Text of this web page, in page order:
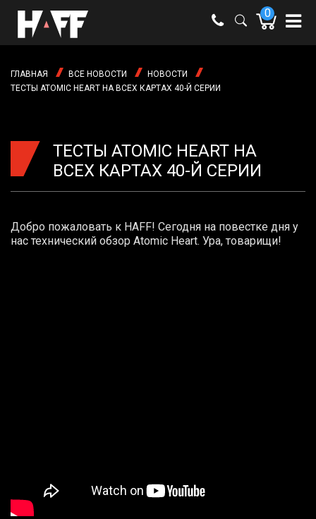
Время
работы:
Сб-вс:
выходные
0
ГЛАВНАЯ ВСЕ НОВОСТИ
НОВОСТИ
ТЕСТЫ ATOMIC HEART НА ВСЕХ КАРТАХ 40-Й СЕРИИ
ТЕСТЫ ATOMIC HEART НА
ВСЕХ КАРТАХ 40-Й СЕРИИ
Добро пожаловать к HAFF! Сегодня на повестке дня у
нас технический обзор Atomic Heart. Ура, товарищи!